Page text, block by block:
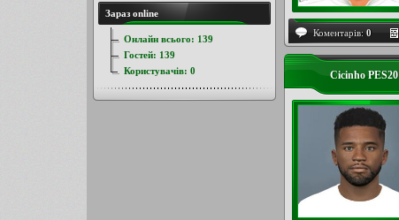
Коментарів: 0
Cicinho
Зараз online
Онлайн всього: 139
Гостей: 139
Користувачів: 0